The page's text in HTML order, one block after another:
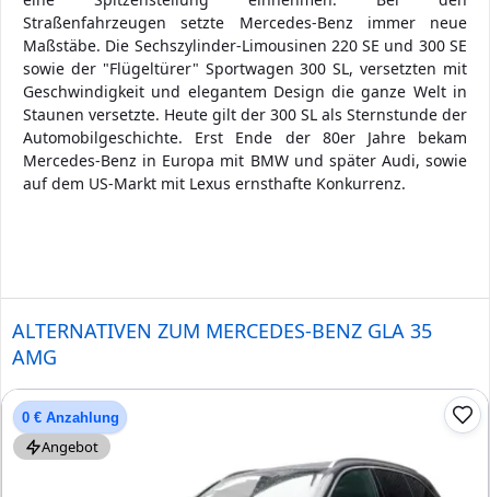
Straßenfahrzeugen setzte Mercedes-Benz immer neue
Maßstäbe. Die Sechszylinder-Limousinen 220 SE und 300 SE
sowie der "Flügeltürer" Sportwagen 300 SL, versetzten mit
Geschwindigkeit und elegantem Design die ganze Welt in
Staunen versetzte. Heute gilt der 300 SL als Sternstunde der
Automobilgeschichte. Erst Ende der 80er Jahre bekam
Mercedes-Benz in Europa mit BMW und später Audi, sowie
auf dem US-Markt mit Lexus ernsthafte Konkurrenz.
ALTERNATIVEN ZUM MERCEDES-BENZ GLA 35
AMG
0 € Anzahlung
Angebot